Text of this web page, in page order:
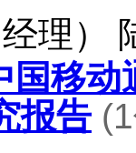
理）
国移
报告(1